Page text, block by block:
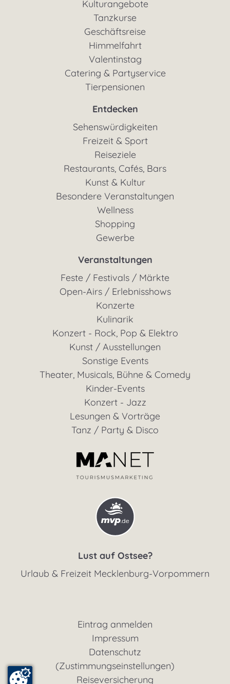
Kulturangebote
Tanzkurse
Geschäftsreise
Himmelfahrt
Valentinstag
Catering & Partyservice
Tierpensionen
Entdecken
Sehenswürdigkeiten
Freizeit & Sport
Reiseziele
Restaurants, Cafés, Bars
Kunst & Kultur
Besondere Veranstaltungen
Wellness
Shopping
Gewerbe
Veranstaltungen
Feste / Festivals / Märkte
Open-Airs / Erlebnisshows
Konzerte
Kulinarik
Konzert - Rock, Pop & Elektro
Kunst / Ausstellungen
Sonstige Events
Theater, Musicals, Bühne & Comedy
Kinder-Events
Konzert - Jazz
Lesungen & Vorträge
Tanz / Party & Disco
Lust auf Ostsee?
Urlaub & Freizeit Mecklenburg-Vorpommern
Eintrag anmelden
Impressum
Datenschutz
(Zustimmungseinstellungen)
Reiseversicherung